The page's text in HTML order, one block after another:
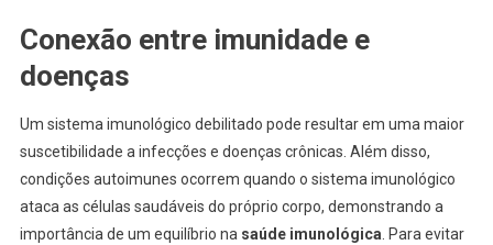
Conexão entre imunidade e
doenças
Um sistema imunológico debilitado pode resultar em uma maior
suscetibilidade a infecções e doenças crônicas. Além disso,
condições autoimunes ocorrem quando o sistema imunológico
ataca as células saudáveis do próprio corpo, demonstrando a
importância de um equilíbrio na saúde imunológica . Para evitar